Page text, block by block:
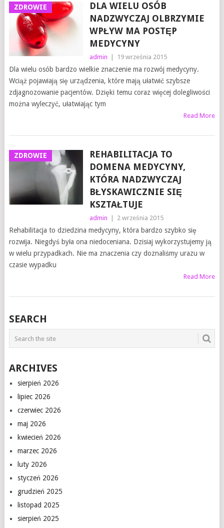
ZDROWIE
DLA WIELU OSÓB
NADZWYCZAJ OLBRZYMIE
WPŁYW MA POSTĘP
MEDYCYNY
admin 19 września 2015
Dla wielu osób bardzo wielkie znaczenie ma rozwój medycyny.
Wciąż pojawiają się urządzenia, które mają ułatwić szybsze
zdjagnozowanie pacjentów. Dzięki temu coraz więcej dolegliwości
można wyleczyć, ułatwiając tym
Read More
ZDROWIE
REHABILITACJA TO
DOMENA MEDYCYNY,
KTÓRA NADZWYCZAJ
BŁYSKAWICZNIE SIĘ
KSZTAŁTUJE
admin 2 września 2015
Rehabilitacja to dziedzina medycyny, która bardzo szybko się
rozwija. Niegdyś była ona niedoceniana. Dzisiaj wykorzystujemy ją
w wielu przypadkach. Nie ma znaczenia czy doznaliśmy urazu w
czasie wypadku
Read More
SEARCH
ARCHIVES
sierpień 2026
lipiec 2026
czerwiec 2026
maj 2026
kwiecień 2026
marzec 2026
luty 2026
styczeń 2026
grudzień 2025
listopad 2025
sierpień 2025